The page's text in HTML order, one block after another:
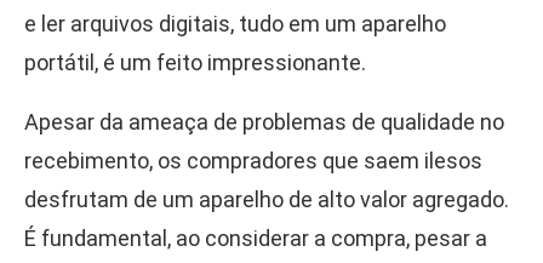
e ler arquivos digitais, tudo em um aparelho
portátil, é um feito impressionante.
Apesar da ameaça de problemas de qualidade no
recebimento, os compradores que saem ilesos
desfrutam de um aparelho de alto valor agregado.
É fundamental, ao considerar a compra, pesar a